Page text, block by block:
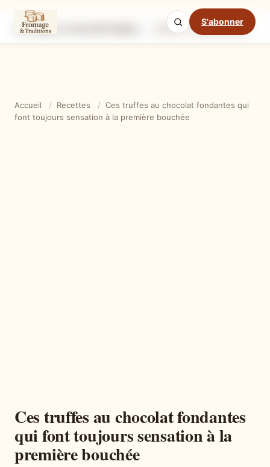
S'abonner
Ingrédients Étapes
Mode cuisine
Accueil / Recettes / Ces truffes au chocolat fondantes qui
font toujours sensation à la première bouchée
Ces truffes au chocolat fondantes
qui font toujours sensation à la
première bouchée